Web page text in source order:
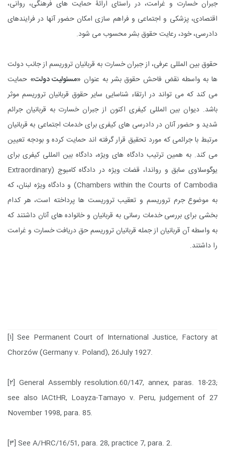
جبران خسارت و غرامت، در راستای ارائۀ حمایت های فرهنگی، روانی،
اقتصادی، پزشکی و اجتماعی و فراهم سازی امکان حضور آنها در فرایندهای
دادرسی­، خود، رعایت حقوق بشر محسوب می شود.
حقوق بین المللی عرفی، از جبران خسارت به قربانیان تروریسم از جانب دولت
ها به واسطه نقض فاحش حقوق بشر به عنوان «مسئولیت دولت» حمایت
می کند که می تواند در ارتقاء شناسایی سایر حقوق قربانیان تروریسم موثر
باشد. دیوان بین المللی کیفری اکنون از جبران خسارت به قربانیان جرائم
شدید و حضور آنان در دادرسی های کیفری برای خدمات اجتماعی به قربانیان
مرتبط با جرائمی که مورد تحقیق قرار گرفته اند حمایت کرده و بودجه تعیین
می کند. به همین ترتیب دادگاه های ویژه، دادگاه بین المللی کیفری برای
یوگوسلاوی سابق و رواندا، قضات ویژه در دادگاه کامبوج (Extraordinary
Chambers within the Courts of Cambodia) و دادگاه ویژه لبنان، که
به موضوع جرم تروریسم و تعقیب تروریست ها پرداخته است، هر کدام
بخشی برای بررسی خدمات رسانی به قربانیان و خانواده های آنان داشتند که
به واسطه آن قربانیان از جمله قربانیان تروریسم حق دریافت خسارت و غرامت
را داشتند.
[۱] See Permanent Court of International Justice, Factory at
Chorzów (Germany v. Poland), 26July 1927.
[۲] General Assembly resolution.60/147, annex, paras. 18-23;
see also IACtHR, Loayza-Tamayo v. Peru,judgementof 27
November 1998, para. 85.
[۳] See A/HRC/16/51, para. 28, practice 7, para. 2.